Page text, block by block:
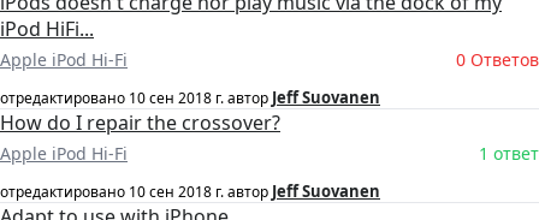
iPod HiFi...
Apple iPod Hi-Fi 0 Ответов
отредактировано 10 сен 2018 г.автор Jeff Suovanen
How do I repair the crossover?
Apple iPod Hi-Fi 1 ответ
отредактировано 10 сен 2018 г.автор Jeff Suovanen